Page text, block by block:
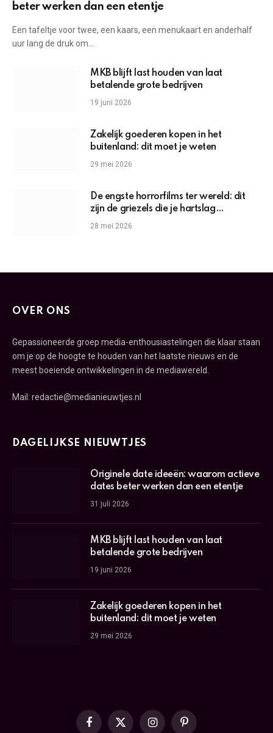
beter werken dan een etentje
Een tafeltje voor twee, een kaars, een menukaart en anderhalf
uur lang de druk om…
MKB blijft last houden van laat
betalende grote bedrijven
19 juni 2026
Zakelijk goederen kopen in het
buitenland: dit moet je weten
29 mei 2026
De engste horrorfilms ter wereld: dit
zijn de griezels die je hartslag
omhoogjagen
28 mei 2026
OVER ONS
Gepassioneerde groep media-enthousiastelingen die klaar staan
om je op de hoogte te houden van het laatste nieuws en de
meest boeiende ontwikkelingen in de mediawereld.
Mail: redactie@medianieuwtjes.nl
DAGELIJKSE NIEUWTJES
Originele date ideeën: waarom actieve
dates beter werken dan een etentje
31 juli 2026
MKB blijft last houden van laat
betalende grote bedrijven
19 juni 2026
Zakelijk goederen kopen in het
buitenland: dit moet je weten
29 mei 2026
Facebook
X InstagramPinterest